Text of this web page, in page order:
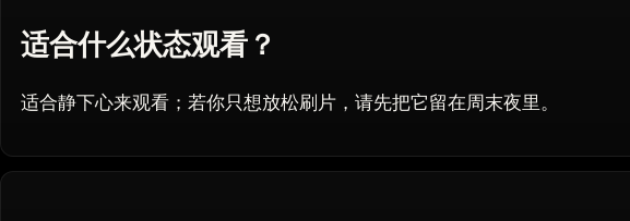
适合什么状态观看？
适合静下心来观看；若你只想放松刷片，请先把它留在周末夜里。